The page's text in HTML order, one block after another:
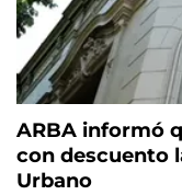
ARBA informó
con descuento
Urbano